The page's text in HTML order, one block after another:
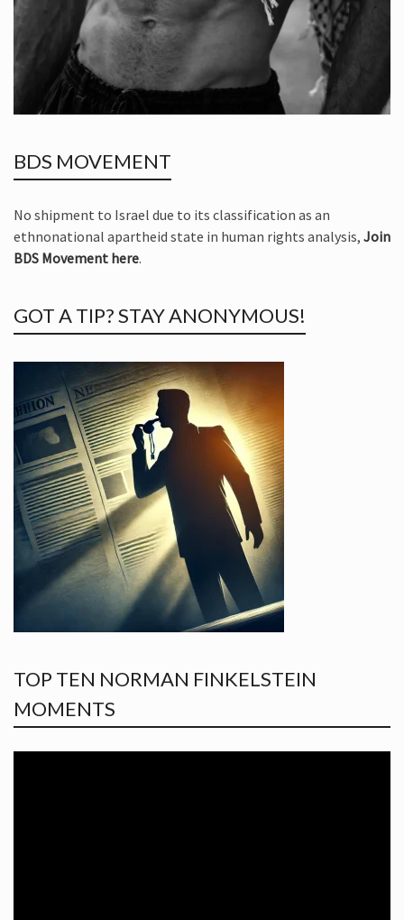
BDS MOVEMENT
No shipment to Israel due to its classification as an
ethnonational apartheid state in human rights analysis, Join
BDS Movement here.
GOT A TIP? STAY ANONYMOUS!
TOP TEN NORMAN FINKELSTEIN
MOMENTS